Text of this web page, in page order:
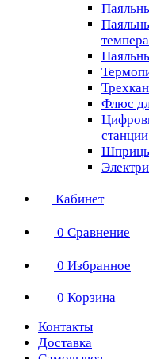
Флюс
станции
Шприцы
Кабинет
0 Сравнение
0 Избранное
0 Корзина
Контакты
Доставка